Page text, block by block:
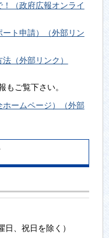
（政府広報オンライ
ト申請）（外部リン
（外部リンク）
もご覧下さい。
ームページ）（外部
、祝日を除く）